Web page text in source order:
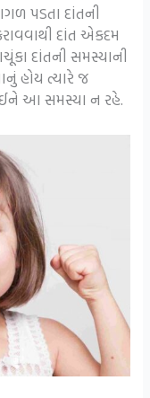
પડતા દાંતની
દાંત એકદમ
દાંતની સમસ્યાની
હોય ત્યારે જ
આ સમસ્યા ન રહે.